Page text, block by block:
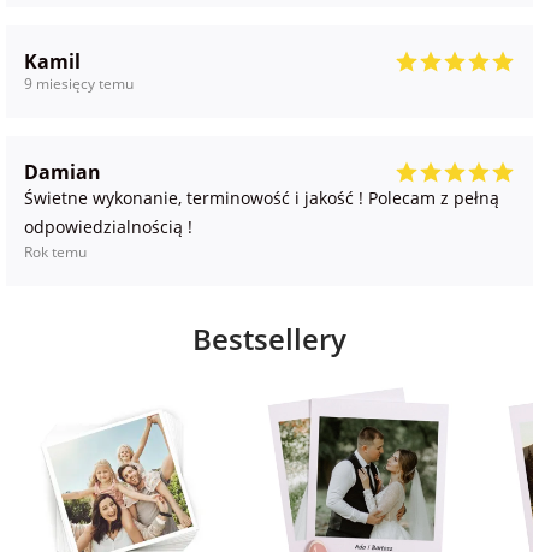
Kamil
9 miesięcy temu
Damian
Świetne wykonanie, terminowość i jakość ! Polecam z pełną
odpowiedzialnością !
Rok temu
Bestsellery